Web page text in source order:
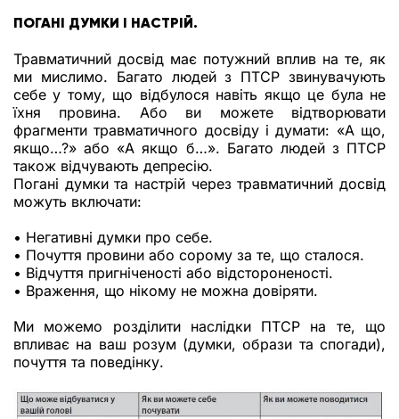
ПОГАНІ ДУМКИ І НАСТРІЙ.
Травматичний досвід має потужний вплив на те, як
ми мислимо. Багато людей з ПТСР звинувачують
себе у тому, що відбулося навіть якщо це була не
їхня провина. Або ви можете відтворювати
фрагменти травматичного досвіду і думати: «А що,
якщо…?» або «А якщо б…». Багато людей з ПТСР
також відчувають депресію.
Погані думки та настрій через травматичний досвід
можуть включати:
• Негативні думки про себе.
• Почуття провини або сорому за те, що сталося.
• Відчуття пригніченості або відстороненості.
• Враження, що нікому не можна довіряти.
Ми можемо розділити наслідки ПТСР на те, що
впливає на ваш розум (думки, образи та спогади),
почуття та поведінку.